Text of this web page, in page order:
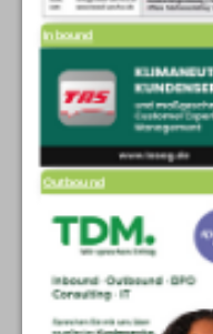
Inbound